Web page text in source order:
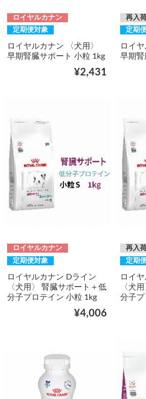
ロイヤルカナン
定期便対象
ロイヤルカナン 〈犬用〉
早期腎臓サポート 小粒 1kg
¥2,431
再入
定期
ロイ
早期腎
ロイヤルカナン
定期便対象
ロイヤルカナン Dライン
〈犬用〉 腎臓サポート＋低
分子プロテイン 小粒 1kg
¥4,006
再入
定期
ロイ
〈犬
分子プ